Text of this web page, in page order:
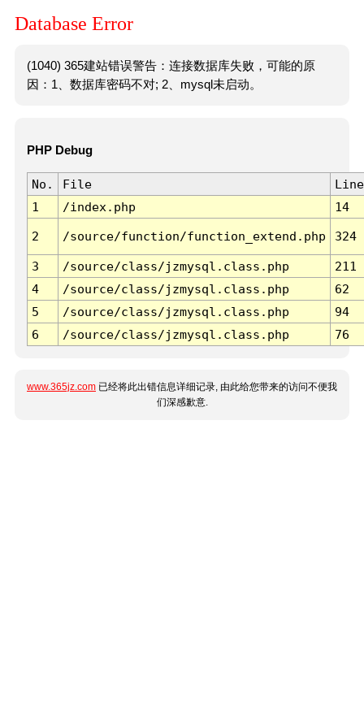
Database Error
(1040) 365建站错误警告：连接数据库失败，可能的原
因：1、数据库密码不对; 2、mysql未启动。
PHP Debug
No. File
Line
1
/index.php 14
2 /source/function/function_extend.php 324
3 /source/class/jzmysql.class.php
211
4
/source/class/jzmysql.class.php
62
5
/source/class/jzmysql.class.php
94
6
/source/class/jzmysql.class.php 76
www.365jz.com 已经将此出错信息详细记录, 由此给您带来的访问不便我
们深感歉意.